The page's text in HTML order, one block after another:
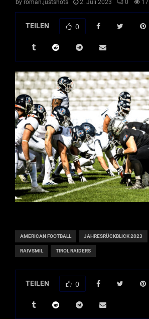
by roman.justshots 2. Juli 2023 0 17
TEILEN 0
AMERICAN FOOTBALL JAHRESRÜCKBLICK 2023
RAIVSMIL TIROL RAIDERS
TEILEN 0